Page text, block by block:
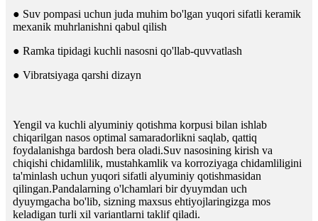
● Suv pompasi uchun juda muhim bo'lgan yuqori sifatli keramik
mexanik muhrlanishni qabul qilish
● Ramka tipidagi kuchli nasosni qo'llab-quvvatlash
● Vibratsiyaga qarshi dizayn
Yengil va kuchli alyuminiy qotishma korpusi bilan ishlab
chiqarilgan nasos optimal samaradorlikni saqlab, qattiq
foydalanishga bardosh bera oladi.Suv nasosining kirish va
chiqishi chidamlilik, mustahkamlik va korroziyaga chidamliligini
ta'minlash uchun yuqori sifatli alyuminiy qotishmasidan
qilingan.Pandalarning o'lchamlari bir dyuymdan uch
dyuymgacha bo'lib, sizning maxsus ehtiyojlaringizga mos
keladigan turli xil variantlarni taklif qiladi.